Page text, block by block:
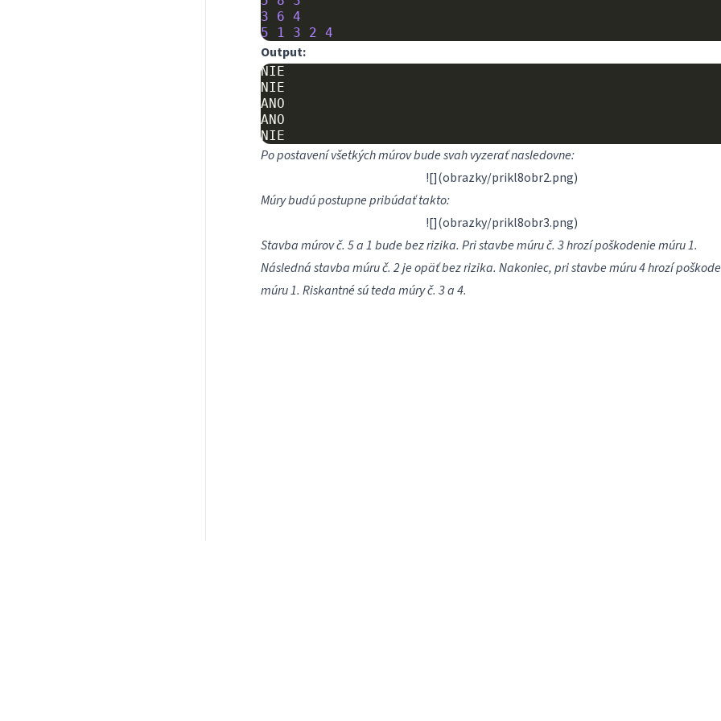
3
6 4
5
1 3 2 4
Output:
NIE
NIE
ANO
ANO
Po postavení všetkých múrov bude svah vyzerať nasledovne:
![](obrazky/prikl8obr2.png)
Múry budú postupne pribúdať takto:
![](obrazky/prikl8obr3.png)
Stavba múrov č. 5 a 1 bude bez rizika. Pri stavbe múru č. 3 hrozí poškodenie múru 1.
Následná stavba múru č. 2 je opäť bez rizika. Nakoniec, pri stavbe múru 4 hrozí
múru 1. Riskantné sú teda múry č. 3 a 4.